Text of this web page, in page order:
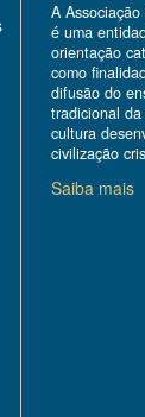
A
é uma
orientação
como
difusão do
tradicional
cultura
civilização
Saiba mais